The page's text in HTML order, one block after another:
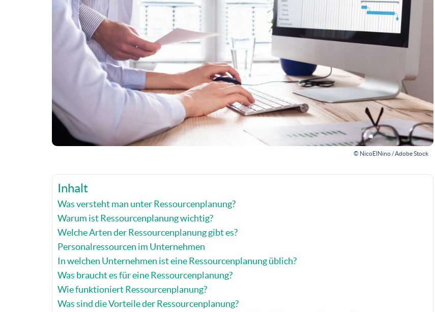
© NicoElNino / Adobe Stock
Inhalt
Was versteht man unter Ressourcenplanung?
Warum ist Ressourcenplanung wichtig?
Welche Arten der Ressourcenplanung gibt es?
Personalressourcen im Unternehmen
In welchen Unternehmen ist eine Ressourcenplanung üblich?
Was braucht es für eine Ressourcenplanung?
Wie funktioniert Ressourcenplanung?
Was sind die Vorteile der Ressourcenplanung?